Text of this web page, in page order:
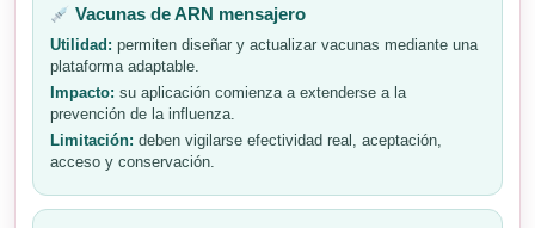
Vacunas de ARN mensajero
Utilidad: permiten diseñar y actualizar vacunas mediante una
plataforma adaptable.
Impacto: su aplicación comienza a extenderse a la
prevención de la influenza.
Limitación: deben vigilarse efectividad real, aceptación,
acceso y conservación.